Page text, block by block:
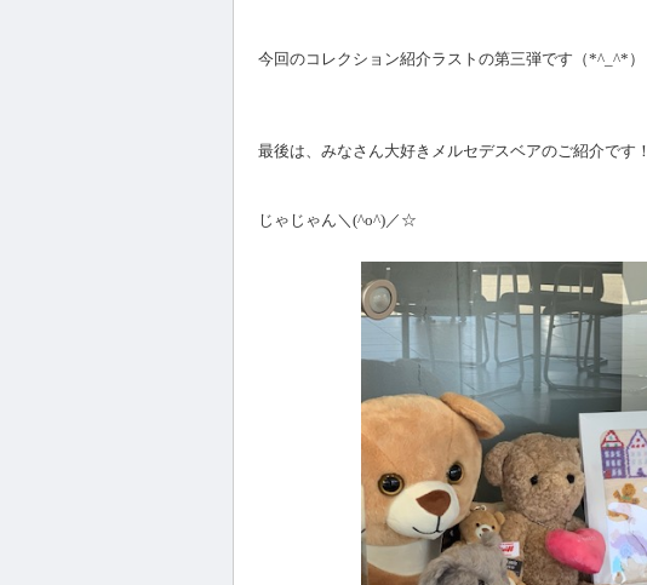
今回のコレクション紹介ラストの第三弾です（*^_^*）
最後は、みなさん大好きメルセデスベアのご紹介です！
じゃじゃん＼(^o^)／☆